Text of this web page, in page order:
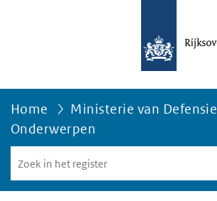
Home
Ministerie van Defensie
Onderwerpen
in
het